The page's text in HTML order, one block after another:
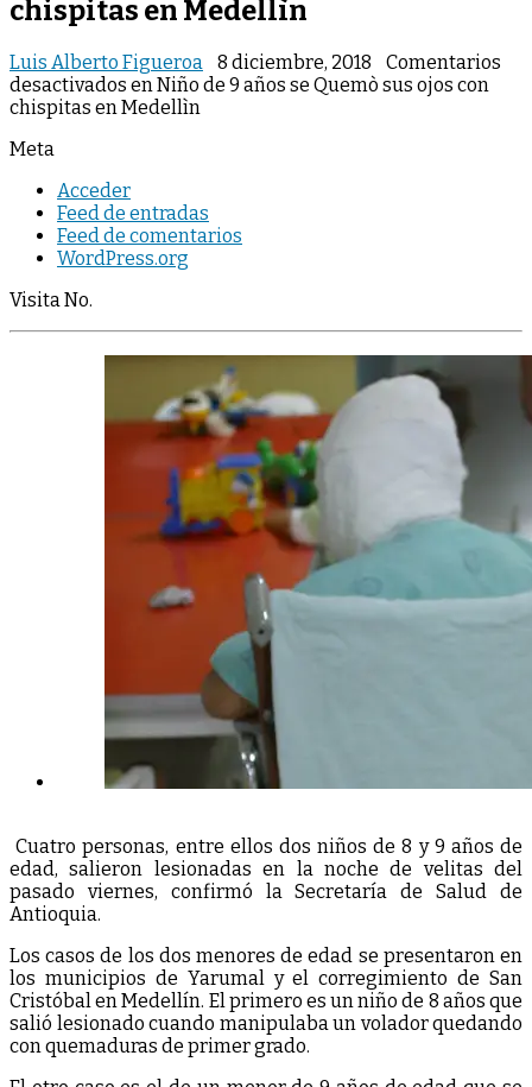
chispitas en Medellìn
Luis Alberto Figueroa 8 diciembre, 2018
Comentarios
desactivados en Niño de 9 años se Quemò sus ojos con
chispitas en Medellìn
Meta
Acceder
Feed de entradas
Feed de comentarios
WordPress.org
Visita No.
Cuatro personas, entre ellos dos niños de 8 y 9 años de
edad, salieron lesionadas en la noche de velitas del
pasado viernes, confirmó la Secretaría de Salud de
Antioquia.
Los casos de los dos menores de edad se presentaron en
los municipios de Yarumal y el corregimiento de San
Cristóbal en Medellín. El primero es un niño de 8 años que
salió lesionado cuando manipulaba un volador quedando
con quemaduras de primer grado.